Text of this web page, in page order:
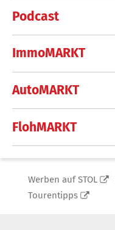
Podcast
ImmoMARKT
AutoMARKT
FlohMARKT
Werben auf STOL
Tourentipps